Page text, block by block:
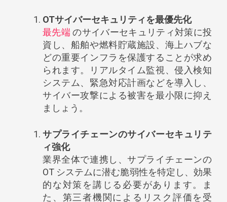
OTサイバーセキュリティを最優先化
最先端のサイバーセキュリティ対策に投
資し、船舶や燃料貯蔵施設、海上ハブな
どの重要インフラを保護することが求め
られます。リアルタイム監視、侵入検知
システム、緊急対応計画などを導入し、
サイバー攻撃による被害を最小限に抑え
ましょう。
サプライチェーンのサイバーセキュリテ
ィ強化
業界全体で連携し、サプライチェーンの
OT システムに潜む脆弱性を特定し、効果
的な対策を講じる必要があります。ま
た、第三者機関によるリスク評価を受